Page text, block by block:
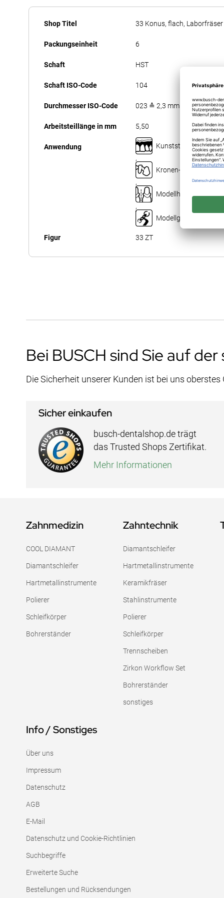
Anfang
springen
Mehr
Shop Titel 33 Konus, flach, Laborfräser
Packungseinheit 6
Schaft HST
Schaft ISO-Code 104
Durchmesser ISO-Code 023 ≙ 2,3 mm
Arbeitsteillänge in mm 5,50
Anwendung
Kunststofftechnik
,
Kronen- und
,
Modellherstellung
,
Modellgusstechnik
Figur 33 ZT
Bei BUSCH sind Sie auf
Die Sicherheit unserer Kunden ist bei uns
Sicher einkaufen
busch-dentalshop.de trägt
das Trusted Shops Zertifikat.
Mehr Informationen
Zahnmedizin
COOL DIAMANT
Diamantschleifer
Hartmetallinstrumente
Polierer
Schleifkörper
Bohrerständer
Zahntechnik
Diamantschleifer
Hartmetallinstrumente
Keramikfräser
Stahlinstrumente
Polierer
Schleifkörper
Trennscheiben
Zirkon Workflow Set
Bohrerständer
sonstiges
Info / Sonstiges
Über uns
Impressum
Datenschutz
AGB
E-Mail
Datenschutz und Cookie-Richtlinien
Suchbegriffe
Erweiterte Suche
Bestellungen und Rücksendungen